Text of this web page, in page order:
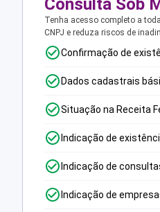
Consulta Sob
Tenha acesso completo a
CNPJ e reduza riscos de
Confirmação de
Dados cadastrais
Situação na Receita
Indicação de
Indicação de
Indicação de